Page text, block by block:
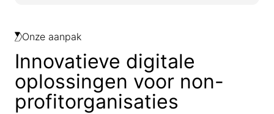
Onze aanpak
Innovatieve digitale
oplossingen voor non-
profitorganisaties